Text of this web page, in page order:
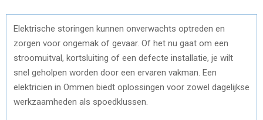
Elektrische storingen kunnen onverwachts optreden en
zorgen voor ongemak of gevaar. Of het nu gaat om een
stroomuitval, kortsluiting of een defecte installatie, je wilt
snel geholpen worden door een ervaren vakman. Een
elektricien in Ommen biedt oplossingen voor zowel dagelijkse
werkzaamheden als spoedklussen.